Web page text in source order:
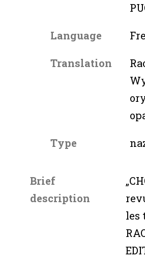
Language
Translation
Type
Brief
description
les